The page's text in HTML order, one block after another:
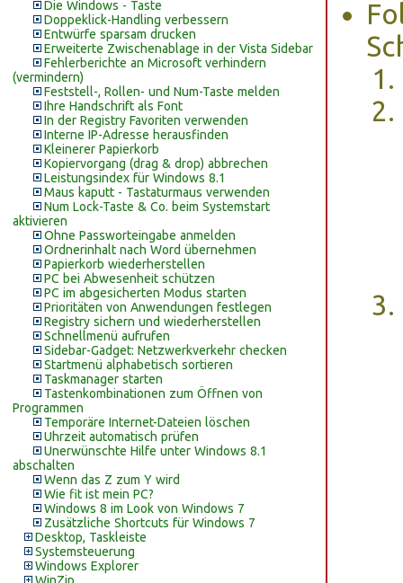
Die Windows - Taste
Doppeklick-Handling verbessern
Entwürfe sparsam drucken
Erweiterte Zwischenablage in der Vista Sidebar
Fehlerberichte an Microsoft verhindern
(vermindern)
Feststell-, Rollen- und Num-Taste melden
Ihre Handschrift als Font
In der Registry Favoriten verwenden
Interne IP-Adresse herausfinden
Kleinerer Papierkorb
Kopiervorgang (drag & drop) abbrechen
Leistungsindex für Windows 8.1
Maus kaputt - Tastaturmaus verwenden
Num Lock-Taste & Co. beim Systemstart
aktivieren
Ohne Passworteingabe anmelden
Ordnerinhalt nach Word übernehmen
Papierkorb wiederherstellen
PC bei Abwesenheit schützen
PC im abgesicherten Modus starten
Prioritäten von Anwendungen festlegen
Registry sichern und wiederherstellen
Schnellmenü aufrufen
Sidebar-Gadget: Netzwerkverkehr checken
Startmenü alphabetisch sortieren
Taskmanager starten
Tastenkombinationen zum Öffnen von
Programmen
Temporäre Internet-Dateien löschen
Uhrzeit automatisch prüfen
Unerwünschte Hilfe unter Windows 8.1
abschalten
Wenn das Z zum Y wird
Wie fit ist mein PC?
Windows 8 im Look von Windows 7
Zusätzliche Shortcuts für Windows 7
Desktop, Taskleiste
Systemsteuerung
Windows Explorer